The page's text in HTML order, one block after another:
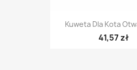
Kuweta Dla Kota
41,57 zł